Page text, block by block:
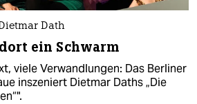
Dath
ein Schwarm
viele Verwandlungen: Das Berliner
inszeniert Dietmar Daths „Die